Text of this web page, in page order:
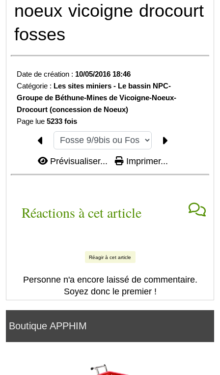
Boutique APPHIM
noeux vicoigne drocourt
fosses
Date de création : 10/05/2016 18:46
Catégorie : Les sites miniers - Le bassin NPC-
Groupe de Béthune-Mines de Vicoigne-Noeux-
Drocourt (concession de Noeux)
Page lue5233 fois
Prévisualiser... Imprimer...
Réactions à cet article
Réagir à cet article
Personne n'a encore laissé de commentaire.
Soyez donc le premier !